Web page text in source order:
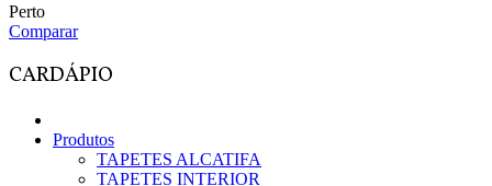
Perto
Comparar
CARDÁPIO
Produtos
TAPETES ALCATIFA
TAPETES INTERIOR